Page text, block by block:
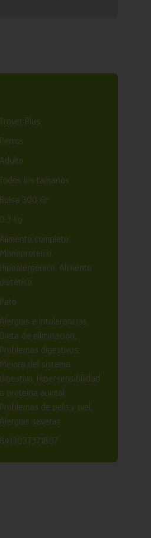
Trovet Plus
Perros
Adulto
Todos los tamaños
Bolsa 300 Gr
0.3 kg
Alimento completo,
Monoproteico,
Hipoalergénico, Alimento
dietético
Pato
Alergias e intolerancias,
Dieta de eliminación,
Problemas digestivos,
Mejora del sistema
digestivo, Hipersensibilidad
a proteína animal,
Problemas de pelo y piel,
Alergias severas
8413037371807